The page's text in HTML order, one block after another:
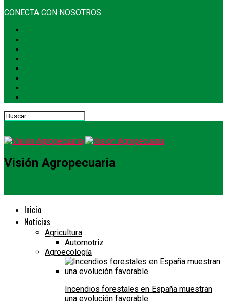
CONECTA CON NOSOTROS
Visión Agropecuaria
Inicio
Noticias
Agricultura
Automotriz
Agroecología
Incendios forestales en España muestran
una evolución favorable